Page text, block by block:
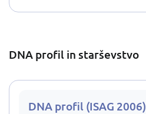
DNA profil in starševstvo
DNA profil (ISAG 2006)